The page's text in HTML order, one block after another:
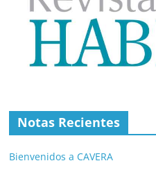
Notas Recientes
Bienvenidos a CAVERA